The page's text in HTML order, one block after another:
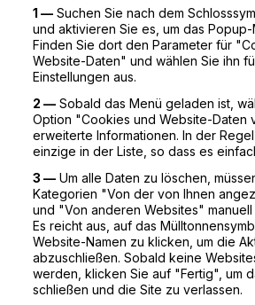
1 — Suchen Sie nach dem
und aktivieren Sie es, um das
Finden Sie dort den Parameter für
Website-Daten" und wählen Sie ihn
Einstellungen aus.
2 — Sobald das Menü geladen ist,
Option "Cookies und Website-Daten
erweiterte Informationen. In der
einzige in der Liste, so dass es
3 — Um alle Daten zu löschen,
Kategorien "Von der von Ihnen
und "Von anderen Websites"
Es reicht aus, auf das
Website-Namen zu klicken, um die
abzuschließen. Sobald keine
werden, klicken Sie auf "Fertig", um
schließen und die Site zu verlassen.